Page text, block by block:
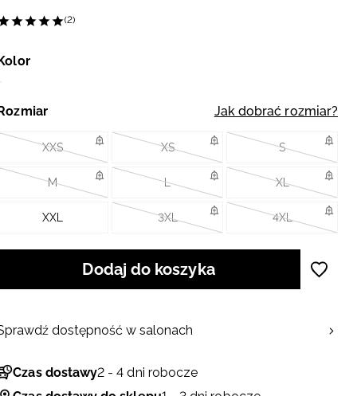
(2)
Jak dobrać rozmiar?
XXS XS S
M L XL
XXL 3XL 4XL
Dodaj do koszyka
Czas dostawy2 - 4 dni robocze
dostępność w salonach